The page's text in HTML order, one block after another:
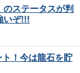
ステータスが判
いぞ!!!
！今は龍石を貯